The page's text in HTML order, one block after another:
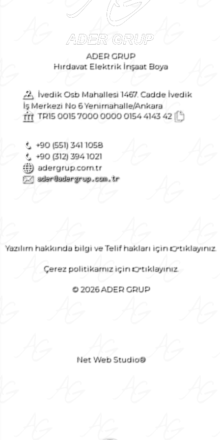
ADER GRUP
Hırdavat Elektrik İnşaat Boya
İvedik Osb Mahallesi 1467. Cadde İvedik
İş Merkezi No 6 Yenimahalle/Ankara
TR15 0015 7000 0000 0154 4143 42
+90 (551) 341 1058
+90 (312) 394 1021
adergrup.com.tr
Yazılım hakkında bilgi ve Telif hakları için 👉tıklayınız.
Çerez politikamız için 👉tıklayınız.
© 2026 ADER GRUP
Net Web Studio®